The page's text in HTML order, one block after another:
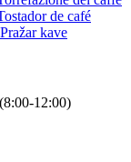
12:00)